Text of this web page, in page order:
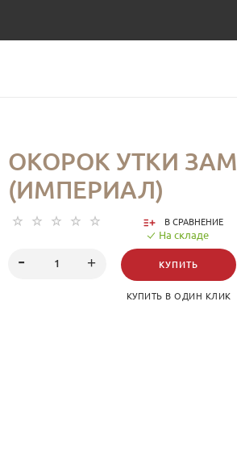
ОКОРОК УТКИ ЗАМ
(ИМПЕРИАЛ)
В СРАВНЕНИЕ
На складе
КУПИТЬ
КУПИТЬ В ОДИН КЛИК